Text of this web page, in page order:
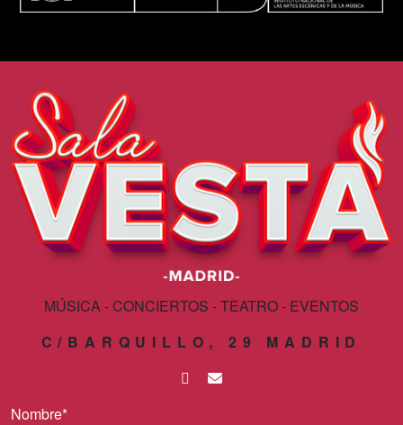
MÚSICA - CONCIERTOS - TEATRO - EVENTOS
C/BARQUILLO, 29 MADRID
Nombre*